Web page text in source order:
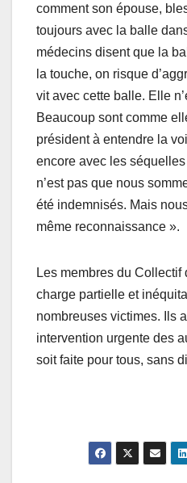
comment son épouse,
toujours avec la balle
médecins disent que la
la touche, on risque
vit avec cette balle. Elle
Beaucoup sont comme
président à entendre la
encore avec les
n’est pas que nous
été indemnisés. Mais
même reconnaissance ».
Les membres du
charge partielle et
nombreuses victimes. Ils
intervention urgente des
soit faite pour tous, sans